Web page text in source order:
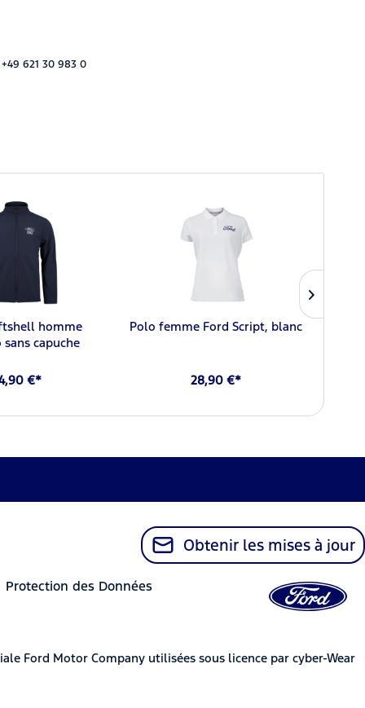
621 30 983 0
homme
sans capuche
€*
Polo femme Ford Script, blanc
28,90 €*
Obtenir les mises à jour
Protection des Données
Ford Motor Company utilisées sous licence par cyber-Wear